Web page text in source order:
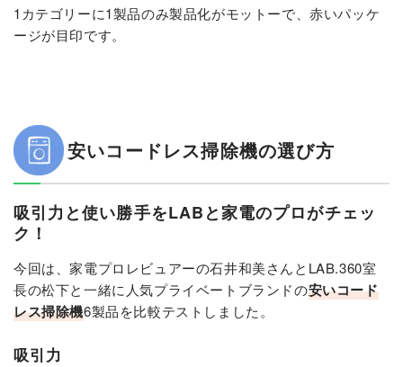
1カテゴリーに1製品のみ製品化がモットーで、赤いパッケ
ージが目印です。
安いコードレス掃除機の選び方
吸引力と使い勝手をLABと家電のプロがチェッ
ク！
今回は、家電プロレビュアーの石井和美さんとLAB.360室
長の松下と一緒に人気プライベートブランドの安いコード
レス掃除機6製品を比較テストしました。
吸引力